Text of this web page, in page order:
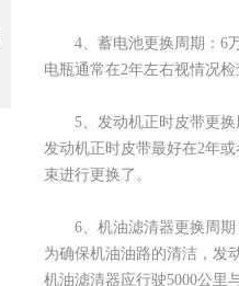
4、蓄电池更换周期：6
电瓶通常在2年左右视情况
5、发动机正时皮带更换
发动机正时皮带最好在2年
束进行更换了。
6、机油滤清器更换周期
为确保机油油路的清洁，发
机油滤清器应行驶5000公里